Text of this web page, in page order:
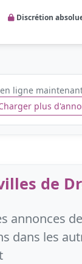
Discrétion
ligne
plus
de
annonces
dans les